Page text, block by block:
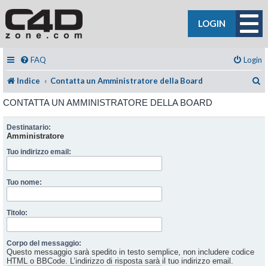
LOGIN
FAQ Login
Indice Contatta un Amministratore della Board
CONTATTA UN AMMINISTRATORE DELLA BOARD
Destinatario:
Amministratore
Tuo indirizzo email:
Tuo nome:
Titolo:
Corpo del messaggio:
Questo messaggio sarà spedito in testo semplice, non includere codice
HTML o BBCode. L’indirizzo di risposta sarà il tuo indirizzo email.